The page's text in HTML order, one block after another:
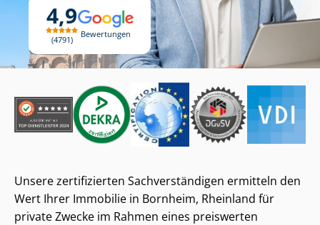
4,9
4791
Bewertungen
Unsere zertifizierten Sach­ver­stän­di­gen ermitteln den
Wert Ihrer Immobilie in Bornheim, Rheinland für
private Zwecke im Rahmen eines preiswerten